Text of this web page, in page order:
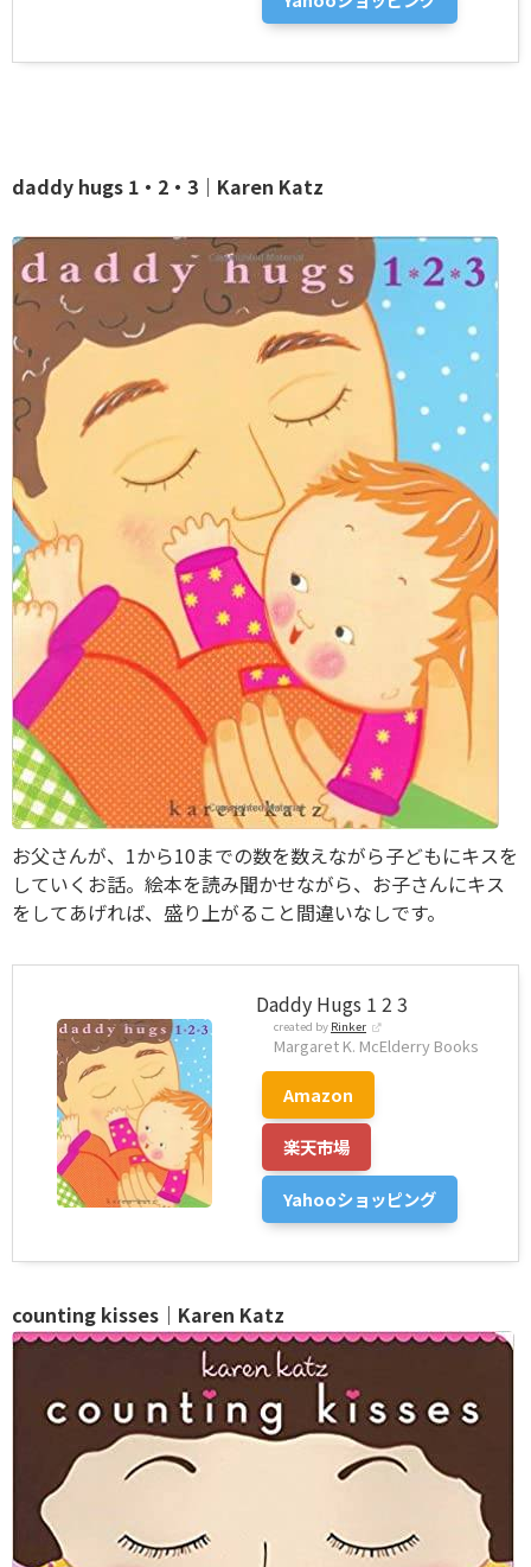
daddy hugs 1・2・3｜Karen Katz
お父さんが、1から10までの数を数えながら子どもにキスを
していくお話。絵本を読み聞かせながら、お子さんにキス
をしてあげれば、盛り上がること間違いなしです。
Daddy Hugs 1 2 3
created by Rinker
Margaret K. McElderry Books
Amazon
楽天市場
Yahooショッピング
counting kisses｜Karen Katz